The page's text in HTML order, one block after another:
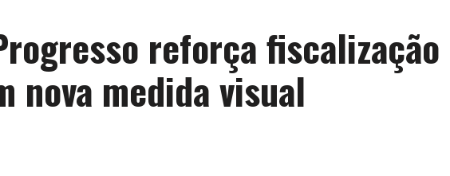
reforça fiscalização
nova medida visual